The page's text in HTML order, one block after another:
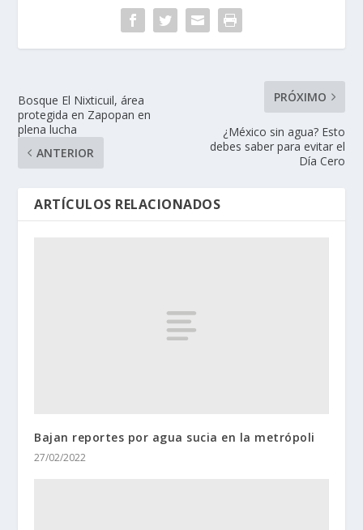
Bosque El Nixticuil, área
protegida en Zapopan en
plena lucha
ANTERIOR
PRÓXIMO
¿México sin agua? Esto
debes saber para evitar el
Día Cero
ARTÍCULOS RELACIONADOS
Bajan reportes por agua sucia en la metrópoli
27/02/2022